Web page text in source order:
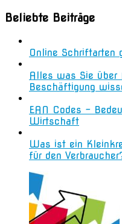
Beliebte Beiträge
Online Schriftarten
Alles was Sie über
Beschäftigung
EAN Codes –
Wirtschaft
Was ist ein
für den